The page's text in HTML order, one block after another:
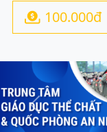
 100.000đ
Previous